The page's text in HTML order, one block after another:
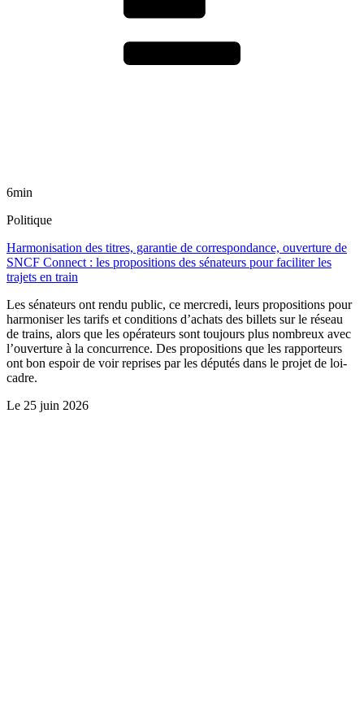
6min
Politique
Harmonisation des titres, garantie de correspondance, ouverture de
SNCF Connect : les propositions des sénateurs pour faciliter les
trajets en train
Les sénateurs ont rendu public, ce mercredi, leurs propositions pour
harmoniser les tarifs et conditions d’achats des billets sur le réseau
de trains, alors que les opérateurs sont toujours plus nombreux avec
l’ouverture à la concurrence. Des propositions que les rapporteurs
ont bon espoir de voir reprises par les députés dans le projet de loi-
cadre.
Le 25 juin 2026